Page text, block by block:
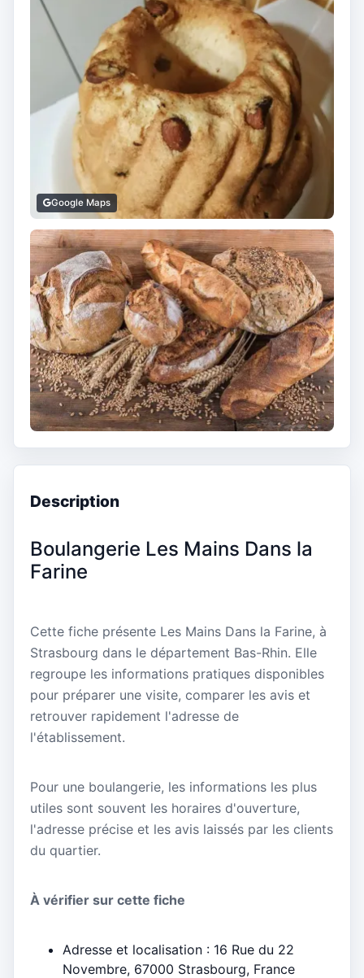
Google Maps
Description
Boulangerie Les Mains Dans la
Farine
Cette fiche présente Les Mains Dans la Farine, à
Strasbourg dans le département Bas-Rhin. Elle
regroupe les informations pratiques disponibles
pour préparer une visite, comparer les avis et
retrouver rapidement l'adresse de
l'établissement.
Pour une boulangerie, les informations les plus
utiles sont souvent les horaires d'ouverture,
l'adresse précise et les avis laissés par les clients
du quartier.
À vérifier sur cette fiche
Adresse et localisation : 16 Rue du 22
Novembre, 67000 Strasbourg, France